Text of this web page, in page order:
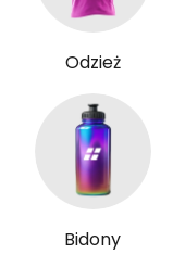
Odzież
Bidony